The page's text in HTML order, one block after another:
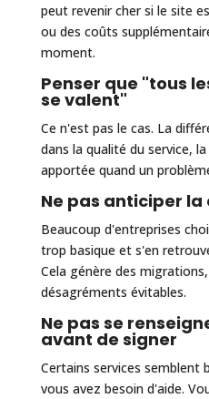
peut revenir cher si le site
ou des coûts
moment.
Penser que "tous
se valent"
Ce n'est pas le cas. La
dans la qualité du service,
apportée quand un
Ne pas anticiper la
Beaucoup d'entreprises
trop basique et s'en
Cela génère des
désagréments évitables.
Ne pas se
avant de signer
Certains services semblent
vous avez besoin d'aide.